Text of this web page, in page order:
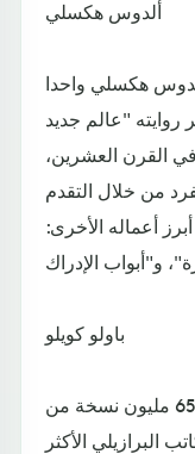
ألدوس هكسلي
هكسلي واحدا
روايته "عالم جديد
القرن العشرين،
من خلال التقدم
أعماله الأخرى:
باولو كويلو
تمكن هذا الروائي من بيع حوالي 65 مليون نسخة من
البرازيلي الأكثر